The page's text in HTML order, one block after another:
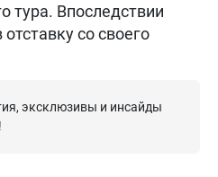
тура. Впоследствии
со своего
эксклюзивы и инсайды